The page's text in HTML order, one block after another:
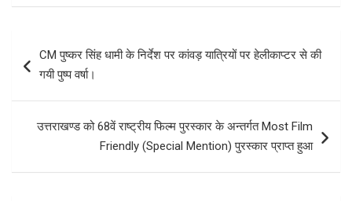
ce
o
o
k
ail at
s
A
p
ar
e
navigation
CM पुष्कर सिंह धामी के निर्देश पर कांवड़ यात्रियों पर हेलीकाप्टर से की
गयी पुष्प वर्षा।
उत्तराखण्ड को 68वें राष्ट्रीय फिल्म पुरस्कार के अन्तर्गत Most Film
Friendly (Special Mention) पुरस्कार प्राप्त हुआ